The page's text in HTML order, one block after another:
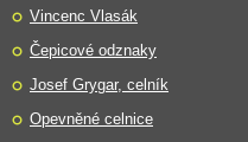
Vincenc Vlasák
Čepicové odznaky
Josef Grygar, celník
Opevněné celnice